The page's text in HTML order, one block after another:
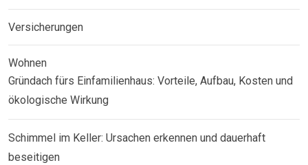
Versicherungen
Wohnen
Gründach fürs Einfamilienhaus: Vorteile, Aufbau, Kosten und
ökologische Wirkung
Schimmel im Keller: Ursachen erkennen und dauerhaft
beseitigen